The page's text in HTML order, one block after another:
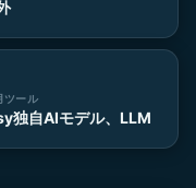
ツール
独自AIモデル、LLM